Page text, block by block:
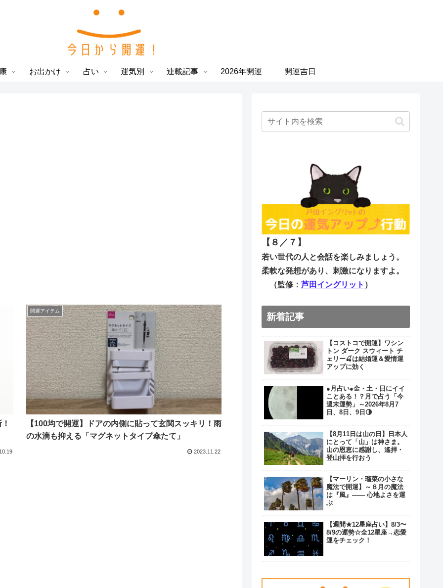
お出かけ 占い 運気別 連載記事 2026年開運 開運吉日
開運アイテム
【100均で開運】ドアの内側に貼って玄関スッキリ！雨
の水滴も抑える「マグネットタイプ傘たて」
2023.11.22
【８／７ 】
若い世代の人と会話を楽しみましょう。
柔軟な発想があり、刺激になりますよ。
（監修： 芦田イングリット ）
新着記事
【コストコで開運】ワシン
トン ダーク スウィート チ
ェリー🍒は結婚運＆愛情運
アップに効く
●月占い●金・土・日にイイ
ことある！？月で占う「今
週末運勢」～2026年8月7
日、8日、9日🌗
【8月11日は山の日】日本人
にとって「山」は神さま。
山の恩恵に感謝し、遙拝・
登山拝を行おう
【マーリン・瑠菜の小さな
魔法で開運】～８月の魔法
は『風』―― 心地よさを運
ぶ
【週間★12星座占い】8/3〜
8/9の運勢☆全12星座→恋愛
運をチェック！